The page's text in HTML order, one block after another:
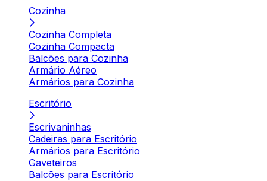
Cozinha
Cozinha Completa
Cozinha Compacta
Balcões para Cozinha
Armário Aéreo
Armários para Cozinha
Escritório
Escrivaninhas
Cadeiras para Escritório
Armários para Escritório
Gaveteiros
Balcões para Escritório